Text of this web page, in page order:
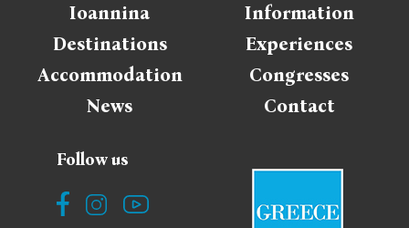
Ioannina
Information
Destinations
Experiences
Accommodation
Congresses
News
Contact
Follow us